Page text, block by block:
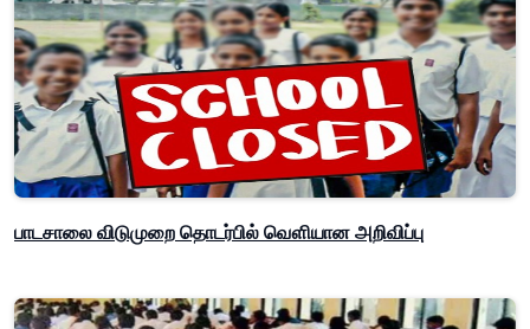
பாடசாலை விடுமுறை தொடர்பில் வௌியான அறிவிப்பு